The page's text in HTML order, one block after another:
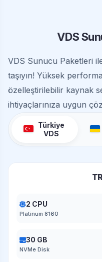
VDS
VDS Sunucu Paketleri
taşıyın! Yüksek
özelleştirilebilir kaynak
ihtiyaçlarınıza uygun
Türkiye
VDS
2 CPU
Platinum 8160
30 GB
NVMe Disk